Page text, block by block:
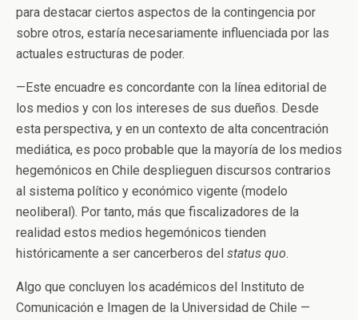
para destacar ciertos aspectos de la contingencia por
sobre otros, estaría necesariamente influenciada por las
actuales estructuras de poder.
—Este encuadre es concordante con la línea editorial de
los medios y con los intereses de sus dueños. Desde
esta perspectiva, y en un contexto de alta concentración
mediática, es poco probable que la mayoría de los medios
hegemónicos en Chile desplieguen discursos contrarios
al sistema político y económico vigente (modelo
neoliberal). Por tanto, más que fiscalizadores de la
realidad estos medios hegemónicos tienden
históricamente a ser cancerberos del status quo.
Algo que concluyen los académicos del Instituto de
Comunicación e Imagen de la Universidad de Chile —